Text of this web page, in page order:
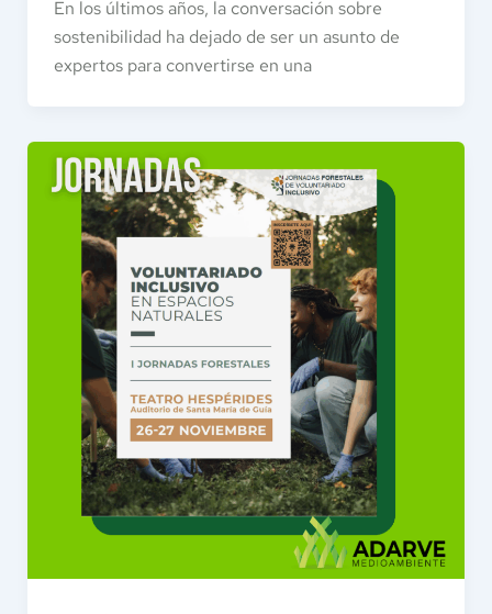
En los últimos años, la conversación sobre
sostenibilidad ha dejado de ser un asunto de
expertos para convertirse en una